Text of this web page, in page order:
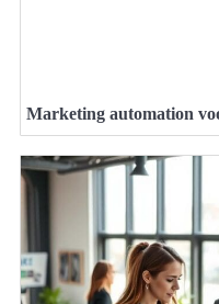
Marketing automation